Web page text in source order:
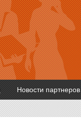
Новости партнеров